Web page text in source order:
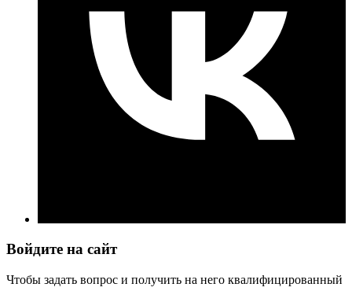
Войдите на сайт
Чтобы задать вопрос и получить на него квалифицированный